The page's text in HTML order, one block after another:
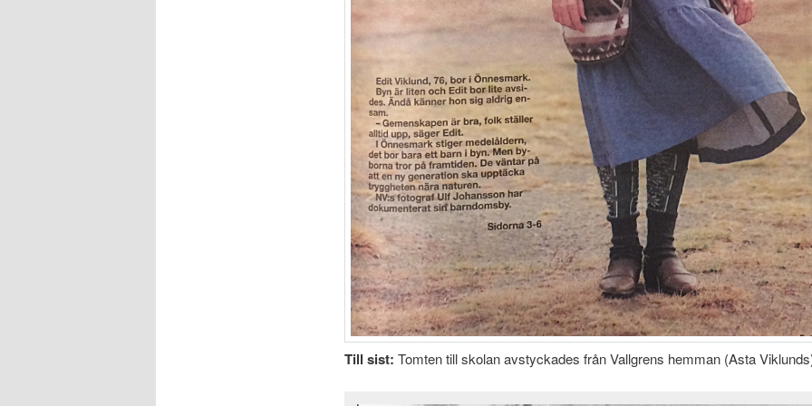
Till sist: Tomten till skolan avstyckades från Vallgrens hemman (Asta